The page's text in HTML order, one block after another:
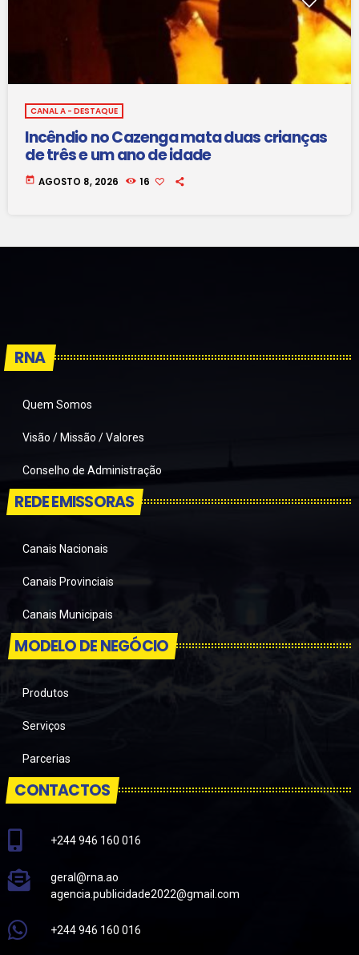
CANAL A - DESTAQUE
Incêndio no Cazenga mata duas crianças
de três e um ano de idade
today AGOSTO 8, 2026 16
RNA
Quem Somos
Visão / Missão / Valores
Conselho de Administração
REDE EMISSORAS
Canais Nacionais
Canais Provinciais
Canais Municipais
MODELO DE NEGÓCIO
Produtos
Serviços
Parcerias
CONTACTOS
+244 946 160 016
geral@rna.ao
agencia.publicidade2022@gmail.com
+244 946 160 016